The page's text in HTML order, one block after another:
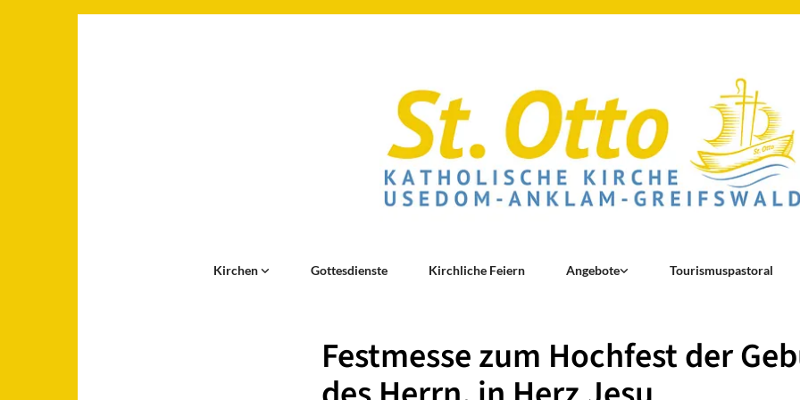
Kirchen Gottesdienste Kirchliche Feiern Angebote Tourismuspastoral
Festmesse zum Hochfest der